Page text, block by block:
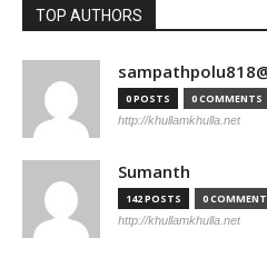
TOP AUTHORS
0 POSTS 0 COMMENTS
http://khullamkhulla.net
Sumanth
142 POSTS 0
http://khullamkhulla.net